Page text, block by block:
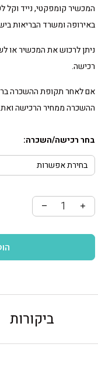
באירופה ומשרד הבריאות
ניתן לרכוש את המכשיר או
רכישה.
אם לאחר תקופת ההשכרה
ההשכרה ממחיר הרכישה ואת
בחר רכישה/השכרה
בחירת אפשרות
ביקורות